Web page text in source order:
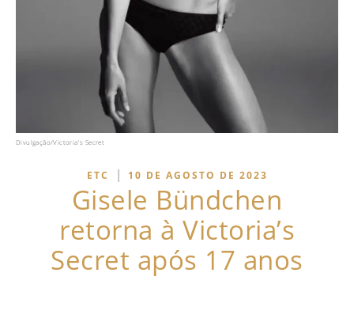
Divulgação/Victoria's Secret
ETC | 10 DE AGOSTO DE 2023
Gisele Bündchen
retorna à Victoria’s
Secret após 17 anos